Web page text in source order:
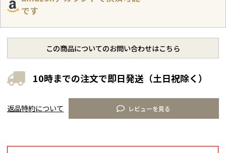
です
10時までの注文で即日発送（土日祝除く）
この商品についてのお問い合わせはこちら
レビューを見る
返品特約について